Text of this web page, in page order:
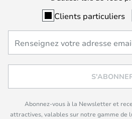
Clients particuliers
Abonnez-vous à la Newsletter et
attractives, valables sur notre gamme de